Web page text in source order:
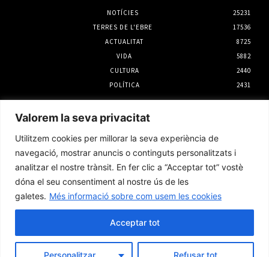
Valorem la seva privacitat
Utilitzem cookies per millorar la seva experiència de
navegació, mostrar anuncis o continguts personalitzats i
analitzar el nostre trànsit. En fer clic a “Acceptar tot” vostè
dóna el seu consentiment al nostre ús de les
galetes. Més informació sobre com usem les cookies
Personalitzar Refusar tot
Acceptar tot
NOTÍCIES
25231
TERRES DE L'EBRE
17536
ACTUALITAT
8725
VIDA
5882
CULTURA
2440
POLÍTICA
2431
Notícies
Francesc Barbero repetirà com a candidat
d’ERC – Entesa per Flix a les municipals del
2027
3 agost 2026
Ecologistes en Acció critica que el CSN
obvia qüestions com la seguretat en l’aval de
5 agost 2026